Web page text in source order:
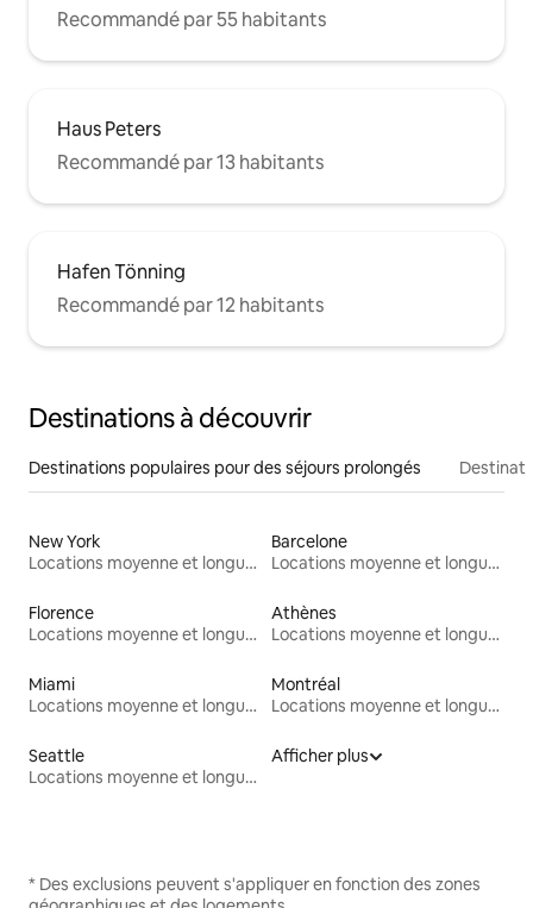
Recommandé par 55 habitants
Haus Peters
Recommandé par 13 habitants
Hafen Tönning
Recommandé par 12 habitants
Destinations à découvrir
Destinations populaires pour des séjours prolongés
New York
Locations moyenne et longue durée
Barcelone
Locations moyenne et longue durée
Florence
Locations moyenne et longue durée
Athènes
Locations moyenne et longue durée
Miami
Locations moyenne et longue durée
Montréal
Locations moyenne et longue durée
Seattle
Locations moyenne et longue durée
Afficher plus
* Des exclusions peuvent s'appliquer en fonction des zones